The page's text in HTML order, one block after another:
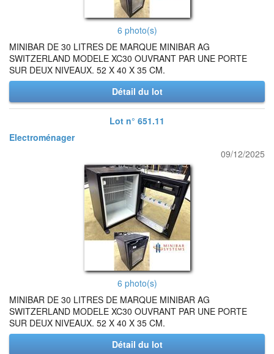
6 photo(s)
MINIBAR DE 30 LITRES DE MARQUE MINIBAR AG
SWITZERLAND MODELE XC30 OUVRANT PAR UNE PORTE
SUR DEUX NIVEAUX. 52 X 40 X 35 CM.
Détail du lot
Lot n° 651.11
Electroménager
09/12/2025
6 photo(s)
MINIBAR DE 30 LITRES DE MARQUE MINIBAR AG
SWITZERLAND MODELE XC30 OUVRANT PAR UNE PORTE
SUR DEUX NIVEAUX. 52 X 40 X 35 CM.
Détail du lot